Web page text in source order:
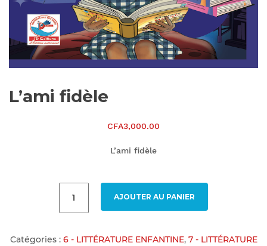
L’ami fidèle
CFA3,000.00
L’ami fidèle
AJOUTER AU PANIER
Catégories : 6 - LITTÉRATURE ENFANTINE, 7 - LITTÉRATURE